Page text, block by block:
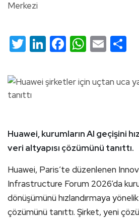
Twitter
LinkedIn
Facebook
Email
Huawei, kurumların AI geçişini
veri altyapısı çözümünü tanıttı.
Huawei, Paris’te düzenlenen
Infrastructure Forum 2026’da
dönüşümünü hızlandırmaya
çözümünü tanıttı. Şirket, yeni